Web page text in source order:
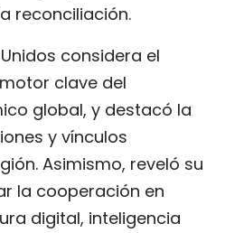
reconciliación.
considera el
clave del
global, y destacó la
y vínculos
Asimismo, reveló su
la cooperación en
digital, inteligencia